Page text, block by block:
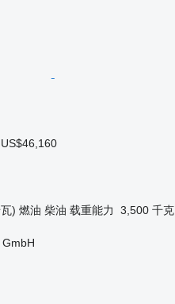
) 燃油 柴油 载重能力 3,500 千克